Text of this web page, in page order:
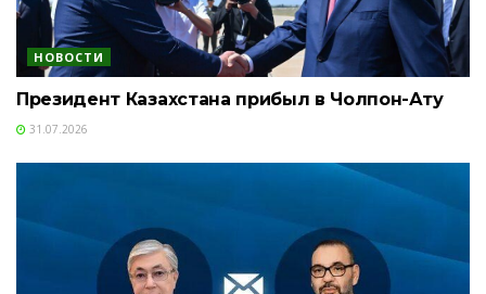
НОВОСТИ
Президент Казахстана прибыл в Чолпон-Ату
31.07.2026